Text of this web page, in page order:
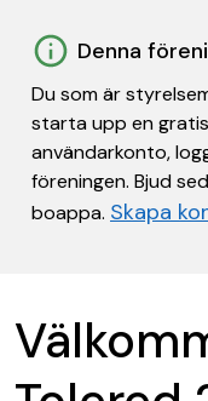
Denna
Du som är
starta upp en
användarkonto,
föreningen. Bjud
boappa. Skapa